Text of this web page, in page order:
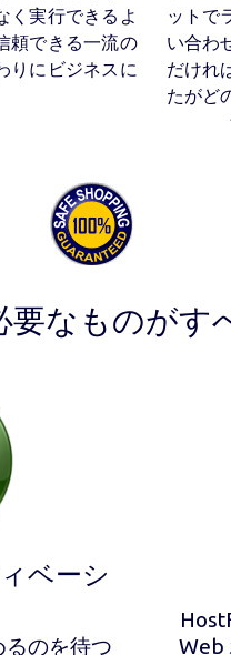
く実行できるよ
頼できる一流の
りにビジネスに
ットで
い合わ
だけれ
たがど
なものがす
ベーシ
るのを待つ
Web